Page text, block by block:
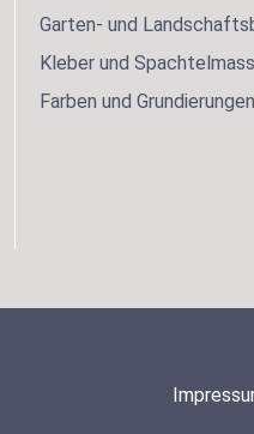
Garten- und
Kleber und
Farben und Grundierungen